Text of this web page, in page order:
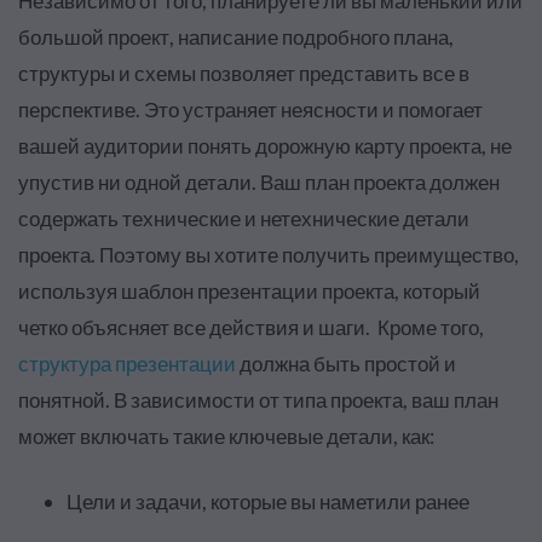
большой проект, написание подробного плана,
структуры и схемы позволяет представить все в
перспективе. Это устраняет неясности и помогает
вашей аудитории понять дорожную карту проекта, не
упустив ни одной детали. Ваш план проекта должен
содержать технические и нетехнические детали
проекта. Поэтому вы хотите получить преимущество,
используя шаблон презентации проекта, который
четко объясняет все действия и шаги. Кроме того,
структура презентации должна быть простой и
понятной. В зависимости от типа проекта, ваш план
может включать такие ключевые детали, как:
Цели и задачи, которые вы наметили ранее